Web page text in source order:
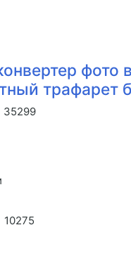
фото в
трафарет
35299
10275